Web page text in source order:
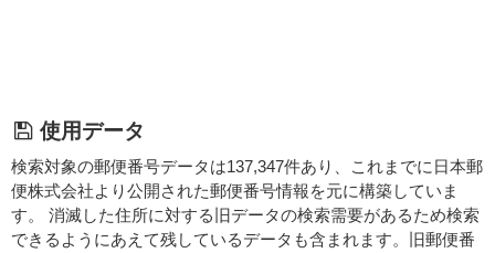
使用データ
検索対象の郵便番号データは137,347件あり、これまでに日本郵
便株式会社より公開された郵便番号情報を元に構築していま
す。 消滅した住所に対する旧データの検索需要があるため検索
できるようにあえて残しているデータも含まれます。旧郵便番